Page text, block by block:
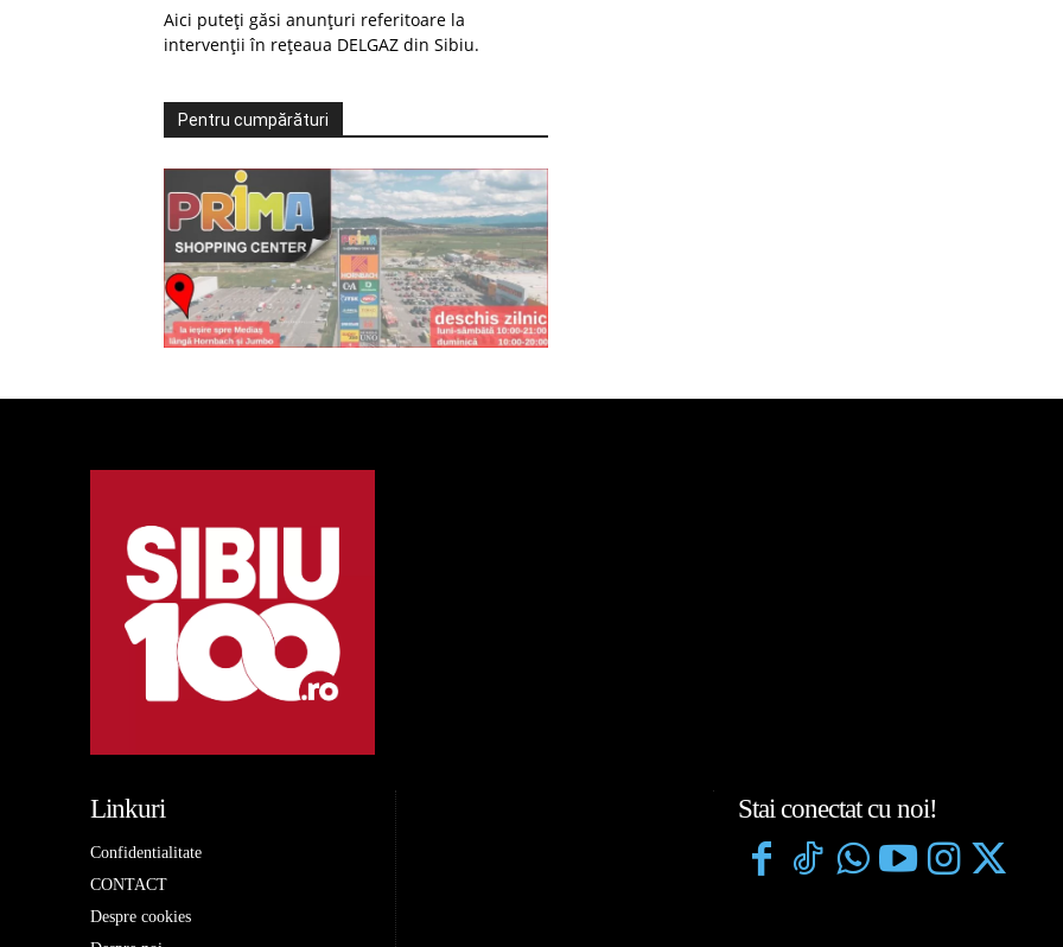
Aici puteți găsi anunțuri referitoare la
intervenții în rețeaua DELGAZ din Sibiu.
Pentru cumpărături
Linkuri
Confidentialitate
CONTACT
Despre cookies
Stai conectat cu noi!